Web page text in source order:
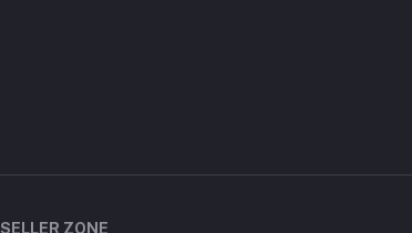
SELLER ZONE